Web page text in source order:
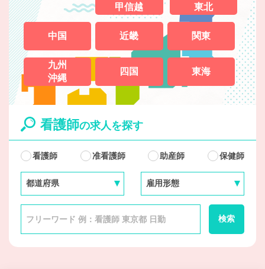
甲信越
東北
中国 近畿 関東
九州
沖縄
四国 東海
看護師の求人を探す
看護師 准看護師 助産師 保健師
検索